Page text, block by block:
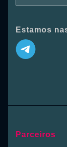
Estamos
Parceiros